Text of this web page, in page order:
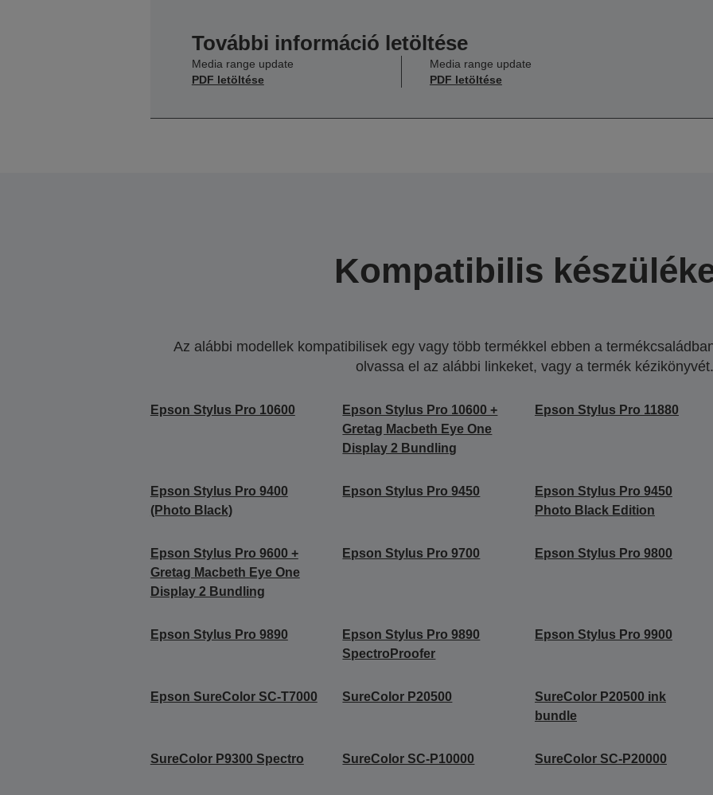
További információ letöltése
Media range update
PDF letöltése
Media range update
PDF letöltése
Kompatibilis
Az alábbi modellek kompatibilisek egy vagy több termékkel ebben a
olvassa el az alábbi linkeket, vagy a termék kézikönyvét.
Epson Stylus Pro 10600
Epson Stylus Pro 10600 +
Gretag Macbeth Eye One
Display 2 Bundling
Epson Stylus Pro 11880
Epson Stylus Pro 9400
(Photo Black)
Epson Stylus Pro 9450
Epson Stylus Pro 9450
Photo Black Edition
Epson Stylus Pro 9600 +
Gretag Macbeth Eye One
Display 2 Bundling
Epson Stylus Pro 9700 Epson Stylus Pro 9800
Epson Stylus Pro 9890
Epson Stylus Pro 9890
SpectroProofer
Epson Stylus Pro 9900
Epson SureColor SC-T7000 SureColor P20500
SureColor P20500 ink
bundle
SureColor P9300 Spectro SureColor SC-P10000 SureColor SC-P20000